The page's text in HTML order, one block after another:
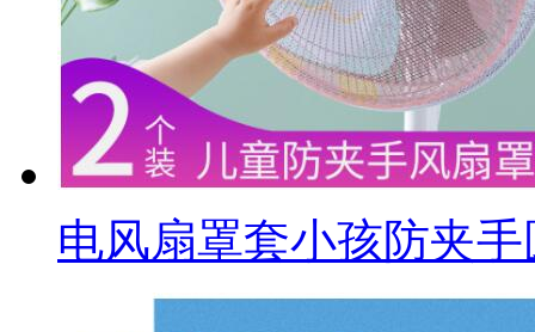
电风扇罩套小孩防夹